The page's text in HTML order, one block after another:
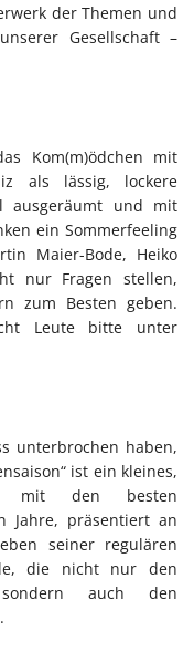
der Themen und
Gesellschaft –
Kom(m)ödchen mit
als lässig, lockere
ausgeräumt und mit
ein Sommerfeeling
Maier-Bode, Heiko
nur Fragen stellen,
zum Besten geben.
Leute bitte unter
unterbrochen haben,
ist ein kleines,
mit den besten
Jahre, präsentiert an
seiner regulären
die nicht nur den
auch den